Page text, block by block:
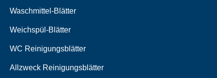
Waschmittel-Blätter
Weichspül-Blätter
WC Reinigungsblätter
Allzweck Reinigungsblätter